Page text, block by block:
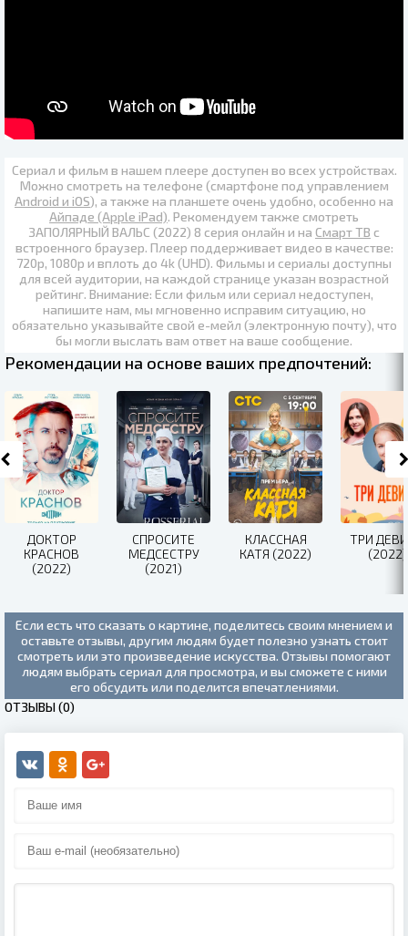
Сериал и фильм в нашем плеере доступен во всех устройствах.
Можно смотреть на телефоне (смартфоне под управлением
Android и iOS), а также на планшете очень удобно, особенно на
Айпаде (Apple iPad). Рекомендуем также смотреть
ЗАПОЛЯРНЫЙ ВАЛЬС (2022) 8 серия онлайн и на Смарт ТВ с
встроенного браузер. Плеер поддерживает видео в качестве:
720p, 1080p и вплоть до 4k (UHD). Фильмы и сериалы доступны
для всей аудитории, на каждой странице указан возрастной
рейтинг. Внимание: Если фильм или сериал недоступен,
напишите нам, мы мгновенно исправим ситуацию, но
обязательно указывайте свой е-мейл (электронную почту), что
бы могли выслать вам ответ на ваше сообщение.
Рекомендации на основе ваших предпочтений:
ДОКТОР
КРАСНОВ
(2022)
СПРОСИТЕ
МЕДСЕСТРУ
(2021)
КЛАССНАЯ
КАТЯ (2022)
ТРИ
(2022)
Если есть что сказать о картине, поделитесь своим мнением и
оставьте отзывы, другим людям будет полезно узнать стоит
смотреть или это произведение искусства. Отзывы помогают
людям выбрать сериал для просмотра, и вы сможете с ними
его обсудить или поделится впечатлениями.
ОТЗЫВЫ (0)